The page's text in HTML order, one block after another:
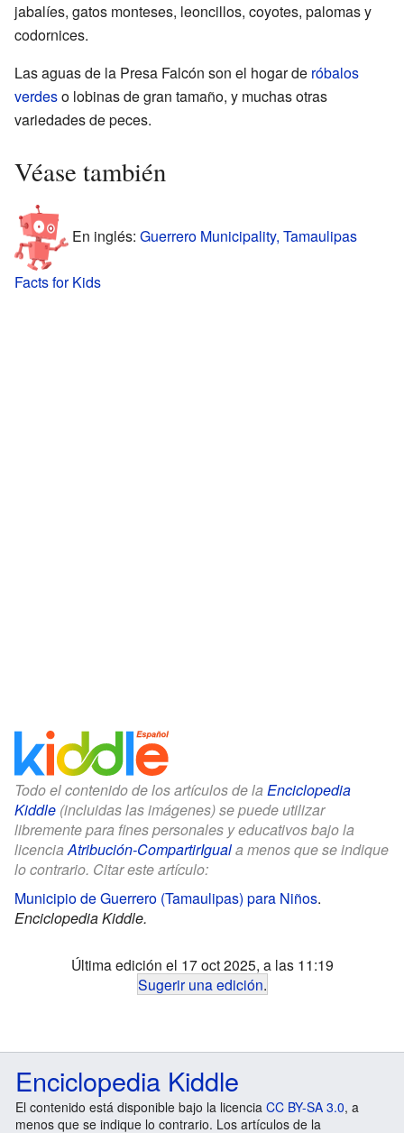
jabalíes, gatos monteses, leoncillos, coyotes, palomas y
codornices.
Las aguas de la Presa Falcón son el hogar de róbalos
verdeso lobinas de gran tamaño, y muchas otras
variedades de peces.
Véase también
En inglés: Guerrero Municipality, Tamaulipas
Facts for Kids
Todo el contenido de los artículos de la Enciclopedia
Kiddle (incluidas las imágenes) se puede utilizar
libremente para fines personales y educativos bajo la
licenciaAtribución-CompartirIguala menos que se indique
lo contrario. Citar este artículo:
Municipio de Guerrero (Tamaulipas) para Niños.
Enciclopedia Kiddle.
Última edición el 17 oct 2025, a las 11:19
Sugerir una edición.
Enciclopedia Kiddle
El contenido está disponible bajo la licencia CC BY-SA 3.0, a
menos que se indique lo contrario. Los artículos de la